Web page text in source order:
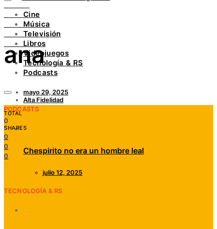
INSTAGRAM
PINTEREST
YOUTUBE
LINKEDIN
Cine
Música
Televisión
Libros
Videojuegos
Tecnología & RS
Podcasts
PODCASTS
Chespirito no era un hombre leal
julio 12, 2025
TECNOLOGÍA & RS
ana
mayo 29, 2025
Alta Fidelidad
TOTAL
0
SHARES
0
0
0